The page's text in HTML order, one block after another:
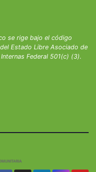
se rige bajo el código
Estado Libre Asociado de
Federal 501(c) (3).